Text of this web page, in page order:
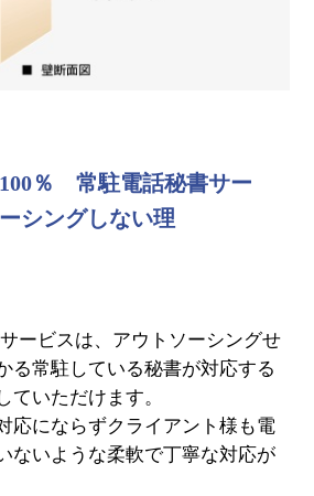
％ 常駐電話秘書サー
シングしない理
ービスは、アウトソーシングせ
る常駐している秘書が対応する
ていただけます。
応にならずクライアント様も電
ないような柔軟で丁寧な対応が